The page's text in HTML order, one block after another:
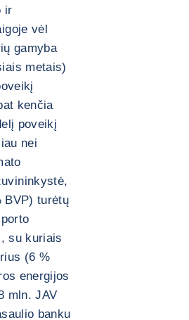
ir
vėl
gamyba
metais)
kenčia
poveikį
nei
BVP) turėtų
su kuriais
(6 %
energijos
mln. JAV
banku